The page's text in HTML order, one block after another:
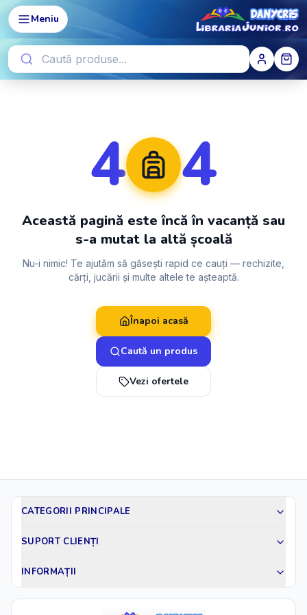
Meniu
4 4
Această pagină este încă în vacanță sau
s-a mutat la altă școală
Nu-i nimic! Te ajutăm să găsești rapid ce cauți — rechizite,
cărți, jucării și multe altele te așteaptă.
Înapoi acasă
Caută un produs
Vezi ofertele
CATEGORII PRINCIPALE
SUPORT CLIENȚI
INFORMAȚII